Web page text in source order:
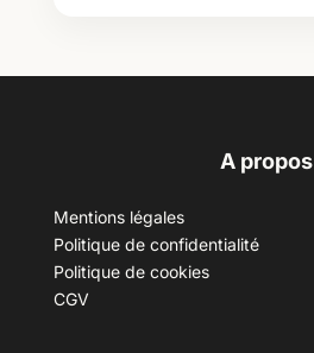
A propos
Mentions légales
Politique de confidentialité
Politique de cookies
CGV